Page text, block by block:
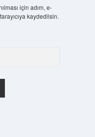
için adım, e-
kaydedilsin.